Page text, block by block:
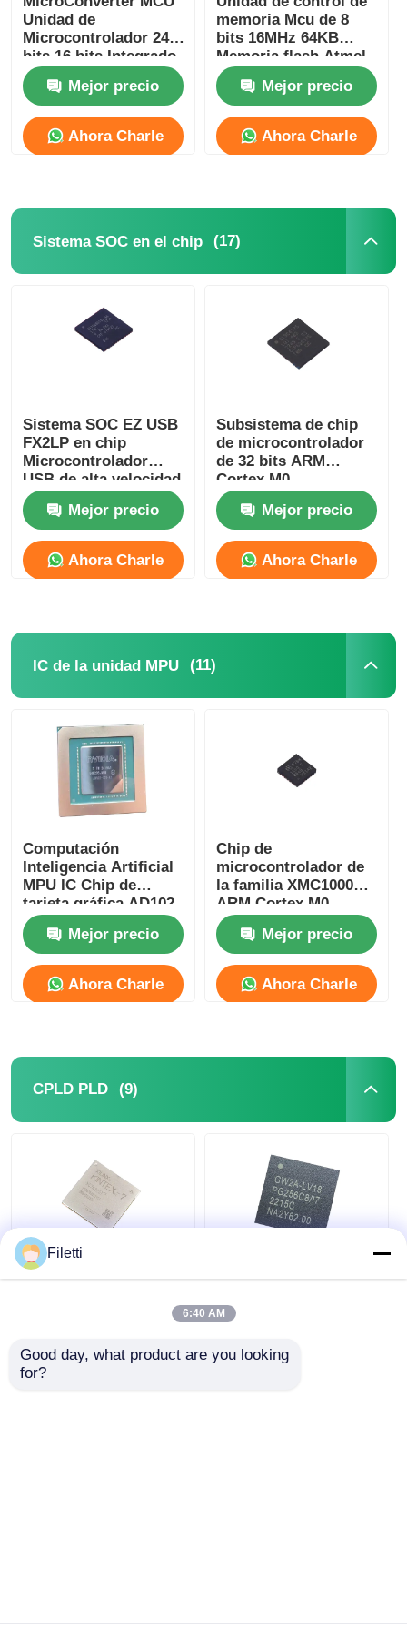
Circuitos integrados de RF
Componentes electrónicos
Programación de PLC
Módulo GPS
Módulo de Radiofrecuencia
Módulo de energía
Antena de la comunicación
Conector
Chip de gestión de energía
Unidad de
Microcontrolador 24
bits 16 bits Integrado
62KB
ADuC847BSZ62-5
Mejor precio
Ahora Charle
memoria Mcu de 8
bits 16MHz 64KB
Memoria flash Atmel
Chip ATMEGA64A-AU
Mejor precio
Ahora Charle
Sistema SOC en el chip (17)
Sistema SOC EZ USB
FX2LP en chip
Microcontrolador
USB de alta velocidad
CY7C68013A-56LTXC
Mejor precio
Ahora Charle
Subsistema de chip
de microcontrolador
de 32 bits ARM
Cortex M0
CY8C4125LQI-483
Mejor precio
Ahora Charle
IC de la unidad MPU (11)
Computación
Inteligencia Artificial
MPU IC Chip de
tarjeta gráfica AD102-
301-A1
Mejor precio
Ahora Charle
Chip de
microcontrolador de
la familia XMC1000
ARM Cortex M0
Mejor precio
Ahora Charle
CPLD PLD (9)
FCBGA-676 FPGA
XC7K325T-2FFG676I
Mejor precio
CPLD 40K GW2A-
Mejor precio
Filetti
6:40 AM
Good day, what product are you looking
for?